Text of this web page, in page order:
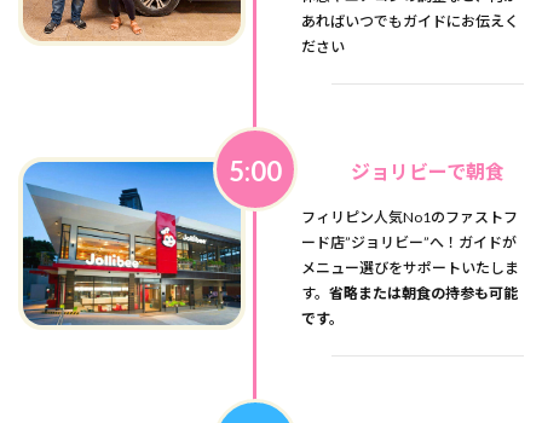
あればいつでもガイドにお伝えく
ださい
5:00 ジョリビーで朝食
フィリピン人気No1のファストフ
ード店”ジョリビー”へ！ガイドが
メニュー選びをサポートいたしま
す。 省略または朝食の持参も可能
です。